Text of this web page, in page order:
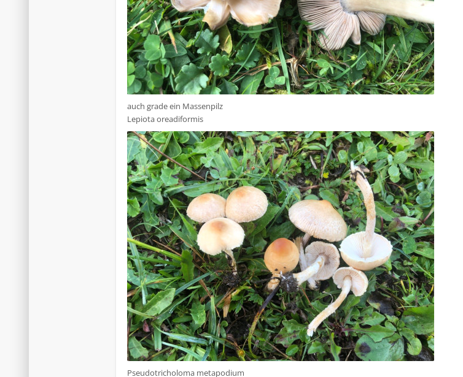
auch grade ein Massenpilz
Lepiota oreadiformis
Pseudotricholoma metapodium